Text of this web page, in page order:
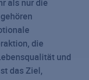
als nur die
die
und
das Ziel,